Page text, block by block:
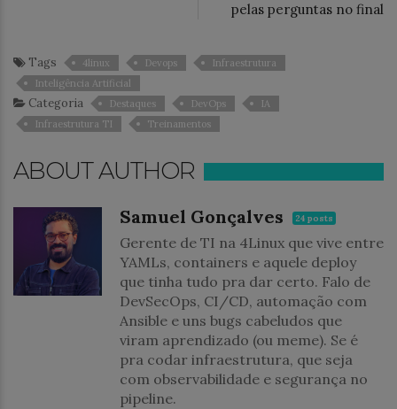
pelas perguntas no final
Tags 4linux Devops
Infraestrutura
Inteligência Artificial
Categoria Destaques DevOps
IA
Infraestrutura TI
Treinamentos
ABOUT AUTHOR
Samuel Gonçalves 24 posts
Gerente de TI na 4Linux que vive entre
YAMLs, containers e aquele deploy
que tinha tudo pra dar certo. Falo de
DevSecOps, CI/CD, automação com
Ansible e uns bugs cabeludos que
viram aprendizado (ou meme). Se é
pra codar infraestrutura, que seja
com observabilidade e segurança no
pipeline.